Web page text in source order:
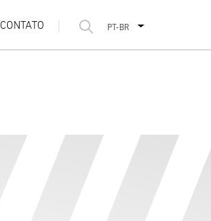
CONTATO PT-BR